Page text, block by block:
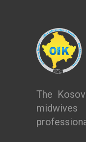
The